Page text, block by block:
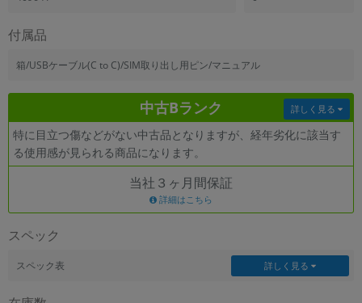
付属品
箱/USBケーブル(C to C)/SIM取り出し用ピン/マニュアル
中古Bランク
特に目立つ傷などがない中古品となりますが、経年劣化に該当す
る使用感が見られる商品になります。
詳しく見る
当社３ヶ月間保証
詳細はこちら
スペック
スペック表 詳しく見る
商品状態の絞り込み
CPUの絞り込み
OS
メモリ